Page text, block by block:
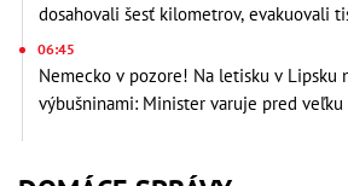
dosahovali šesť kilometrov, evakuovali
06:45
Nemecko v pozore! Na letisku v Lipsku
výbušninami: Minister varuje pred veľku